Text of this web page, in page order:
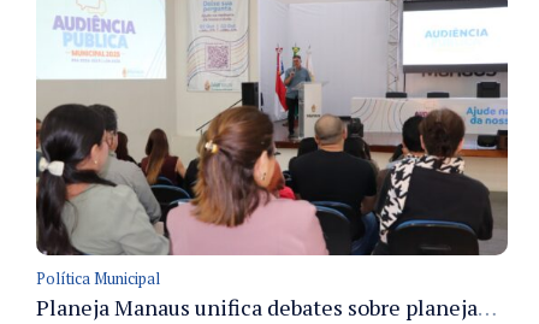
Política Municipal
Planeja Manaus unifica debates sobre planejamento público, orçamento e serviços nos dias 16 e 17 de setembro